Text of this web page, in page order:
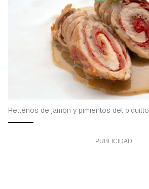
Rellenos de jamón y pimientos del piquillo